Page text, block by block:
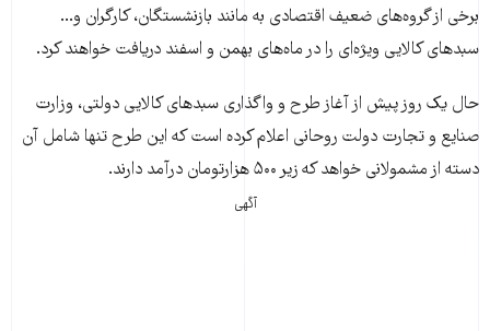
برخی از گروه‌های ضعیف اقتصادی به مانند بازنشستگان، کارگران و...
سبدهای کالایی ویژه‌ای را در ماه‌های بهمن و اسفند دریافت خواهند کرد.
حال یک روز پیش از آغاز طرح و واگذاری سبدهای کالایی دولتی، وزارت
صنایع و تجارت دولت روحانی اعلام کرده است که این طرح تنها شامل آن
دسته از مشمولانی خواهد که زیر ۵۰۰ هزارتومان درآمد دارند.
آگهی